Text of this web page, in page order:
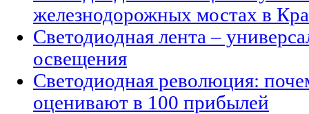
железнодорожных мостах в
Светодиодная лента –
освещения
Светодиодная революция:
оценивают в 100 прибылей